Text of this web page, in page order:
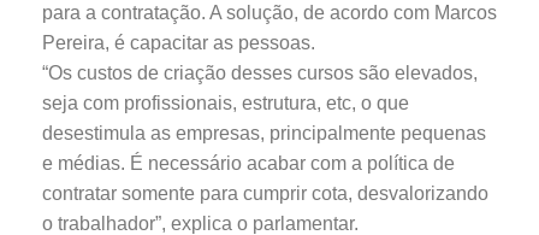
para a contratação. A solução, de acordo com Marcos
Pereira, é capacitar as pessoas.
“Os custos de criação desses cursos são elevados,
seja com profissionais, estrutura, etc, o que
desestimula as empresas, principalmente pequenas
e médias. É necessário acabar com a política de
contratar somente para cumprir cota, desvalorizando
o trabalhador”, explica o parlamentar.